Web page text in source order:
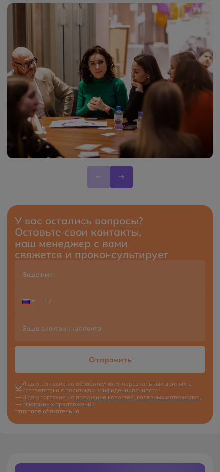
У вас остались вопросы?
Оставьте свои контакты,
наш менеджер с вами
свяжется и проконсультирует
Отправить
Я даю согласие на обработку моих персональных данных в
соответствии с политикой конфиденциальности*
Я даю согласие на получение новостей, полезных материалов,
рекламных предложений
*это поле обязательно